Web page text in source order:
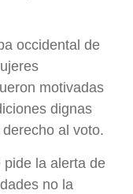
occidental de
motivadas
dignas
al voto.
pide la alerta de
no la